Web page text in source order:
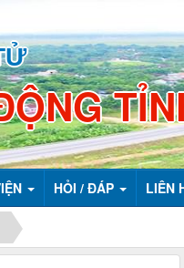
HỎI / ĐÁP LIÊN